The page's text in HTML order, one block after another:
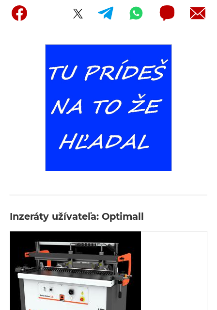
Inzeráty užívateľa: Optimall